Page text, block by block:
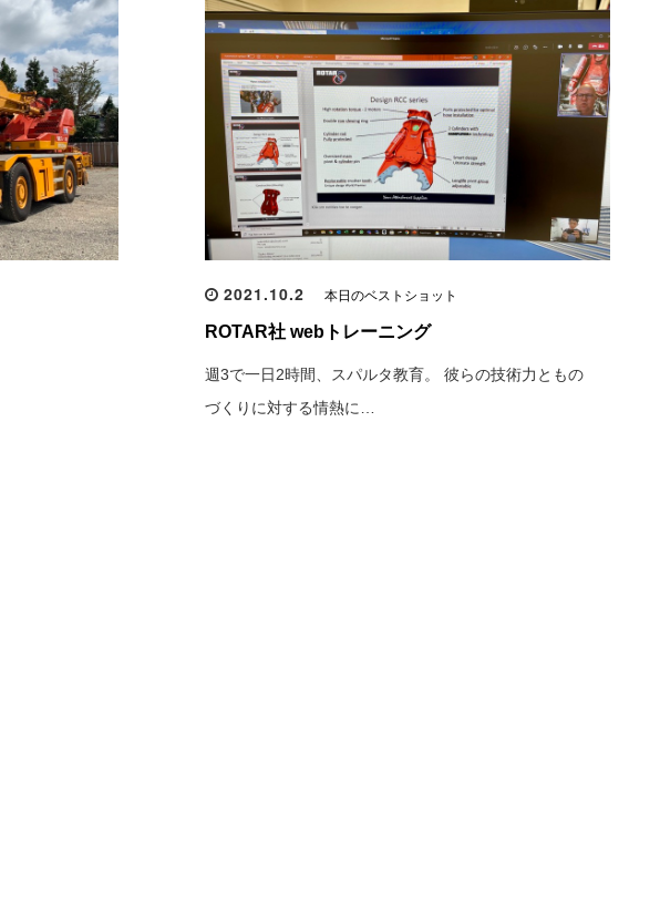
2021.10.2 本日のベストショット
ROTAR社 webトレーニング
週3で一日2時間、スパルタ教育。 彼らの技術力ともの
づくりに対する情熱に…